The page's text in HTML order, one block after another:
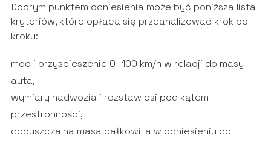
Dobrym punktem odniesienia może być poniższa lista
kryteriów, które opłaca się przeanalizować krok po
kroku:
moc i przyspieszenie 0–100 km/h w relacji do masy
auta,
wymiary nadwozia i rozstaw osi pod kątem
przestronności,
dopuszczalna masa całkowita w odniesieniu do